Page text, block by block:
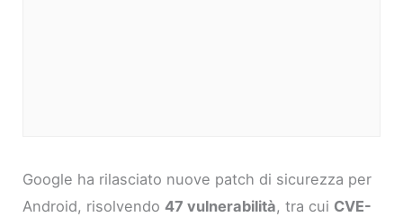
Google ha rilasciato nuove patch di sicurezza per
Android, risolvendo47 vulnerabilità, tra cui CVE-